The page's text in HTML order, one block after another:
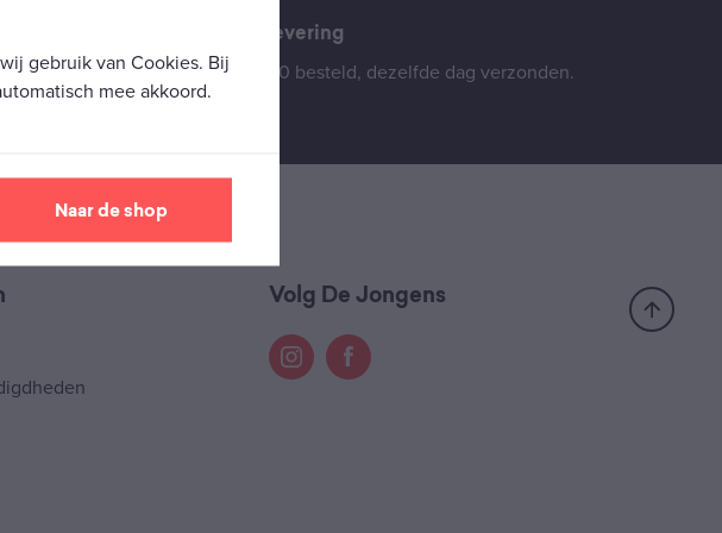
Snelle levering
Vóór 16:00 besteld, dezelfde dag verzonden.
Volg De Jongens
gebruik van Cookies. Bij
mee akkoord.
Naar de shop